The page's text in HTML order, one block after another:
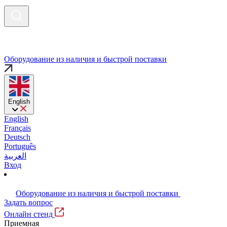
Оборудование из наличия и быстрой поставки
English
English
Français
Deutsch
Português
العربية
Вход
Оборудование из наличия и быстрой поставки
Задать вопрос
Онлайн стенд
Приемная